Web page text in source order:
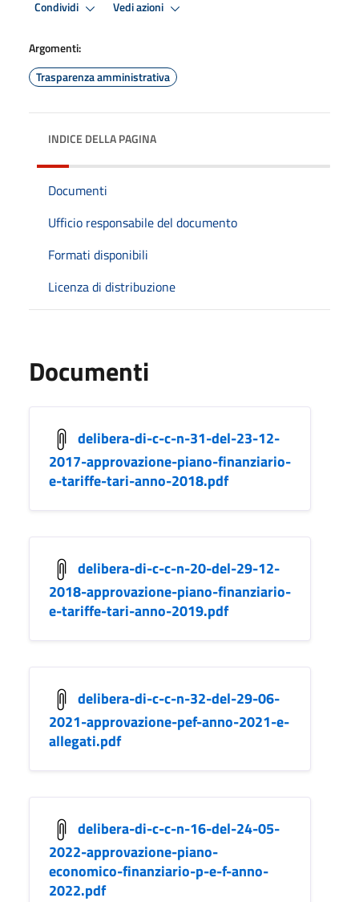
Condividi Vedi azioni
Argomenti:
Trasparenza amministrativa
INDICE DELLA PAGINA
Documenti
Ufficio responsabile del documento
Formati disponibili
Licenza di distribuzione
Documenti
delibera-di-c-c-n-31-del-23-12-
2017-approvazione-piano-finanziario-
e-tariffe-tari-anno-2018.pdf
delibera-di-c-c-n-20-del-29-12-
2018-approvazione-piano-finanziario-
e-tariffe-tari-anno-2019.pdf
delibera-di-c-c-n-32-del-29-06-
2021-approvazione-pef-anno-2021-e-
allegati.pdf
delibera-di-c-c-n-16-del-24-05-
2022-approvazione-piano-
economico-finanziario-p-e-f-anno-
2022.pdf